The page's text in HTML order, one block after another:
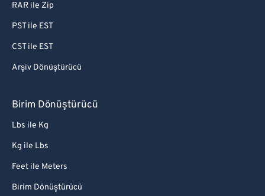
RAR ile Zip
PST ile EST
CST ile EST
Arşiv Dönüştürücü
Birim Dönüştürücü
Lbs ile Kg
Kg ile Lbs
Feet ile Meters
Birim Dönüştürücü